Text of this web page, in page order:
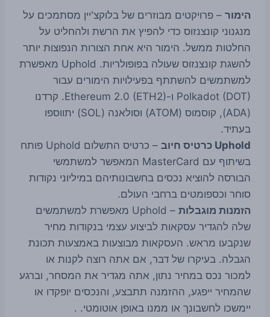
הימור – פרויקטים מבוזרים של בלוקצ'יין מסתמכים על
מנגנוני קונצנזוס כדי להפיץ את הרשת ולהחליט על
החלטות ממשל. הימור היא אחת הצורות הנפוצות יותר
להשגת קונצנזוס שעולה בפופולריות. Uphold מאפשרת
למשתמשים להשתתף בפעילויות הימורים עבור
Polkadot (DOT) ו-Ethereum 2.0 (ETH2). קרדנו
(ADA), קוסמוס (ATOM) וסולאנה (SOL) יתווספו
בעתיד.
Uphold כרטיס חיוב
– כרטיס התשלום Uphold פותח
בשיתוף עם MasterCard המאפשר למשתמשי
הבורסה להוציא נכסים בחשבונותיהם במיליוני נקודות
סוחר וכספומטים ברחבי העולם.
הזמנות מוגבלות
– Uphold מאפשרת למשתמשים
שלה להגדיר עסקאות לביצוע עצמי בנקודות מחיר
שנקבעו מראש. העסקאות מבוצעות באמצעות תכונת
הגבלה. בעיקרו של דבר, אם אתה רוצה לקנות או
למכור נכס במחיר נתון, אתה מגדיר את המסחר, וברגע
שהמחיר ייפגע, ההזמנה תתבצע, והנכסים יופקדו או
יימשכו לחשבונך או ממנו באופן אוטומטי. .